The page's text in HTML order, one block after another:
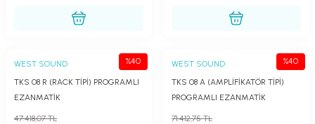
%40
WEST SOUND
TKS 08 R (RACK TİPİ) PROGRAMLI
EZANMATİK
47.418,07 TL
%40
WEST SOUND
TKS 08 A (AMPLİFİKATÖR TİPİ)
PROGRAMLI EZANMATİK
71.412,75 TL